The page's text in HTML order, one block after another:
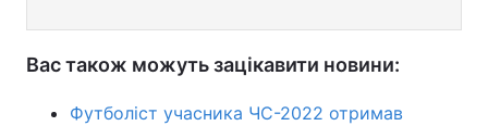
Вас також можуть зацікавити новини:
Футболіст учасника ЧС-2022 отримав